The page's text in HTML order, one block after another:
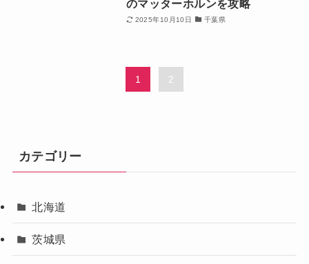
のマッターホルンを攻略
2025年10月10日 千葉県
1 2
カテゴリー
北海道
茨城県